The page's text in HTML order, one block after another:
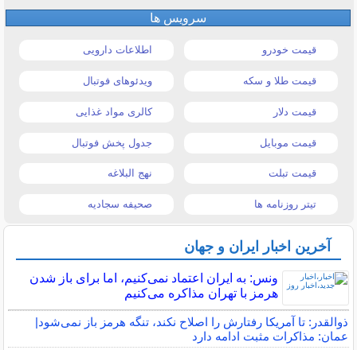
سرویس ها
قیمت خودرو اطلاعات دارویی
قیمت طلا و سکه ویدئوهای فوتبال
قیمت دلار کالری مواد غذایی
قیمت موبایل جدول پخش فوتبال
قیمت تبلت نهج البلاغه
تیتر روزنامه ها صحیفه سجادیه
آخرین اخبار ایران و جهان
ونس: به ایران اعتماد نمی‌کنیم، اما برای باز شدن
هرمز با تهران مذاکره می‌کنیم
ذوالقدر: تا آمریکا رفتارش را اصلاح نکند، تنگه هرمز باز نمی‌شود|
عمان: مذاکرات مثبت ادامه دارد